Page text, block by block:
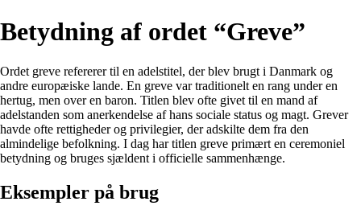
Betydning af ordet “Greve”
Ordet greve refererer til en adelstitel, der blev brugt i Danmark og
andre europæiske lande. En greve var traditionelt en rang under en
hertug, men over en baron. Titlen blev ofte givet til en mand af
adelstanden som anerkendelse af hans sociale status og magt. Grever
havde ofte rettigheder og privilegier, der adskilte dem fra den
almindelige befolkning. I dag har titlen greve primært en ceremoniel
betydning og bruges sjældent i officielle sammenhænge.
Eksempler på brug